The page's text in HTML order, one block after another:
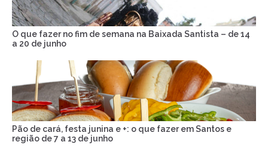
O que fazer no fim de semana na Baixada Santista – de 14
a 20 de junho
Pão de cará, festa junina e +: o que fazer em Santos e
região de 7 a 13 de junho